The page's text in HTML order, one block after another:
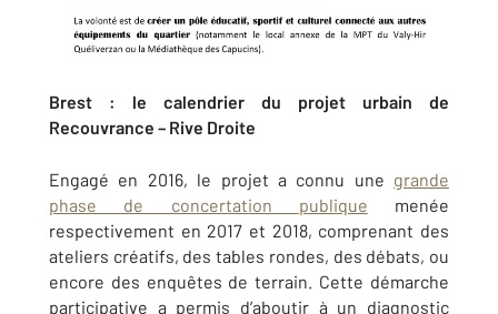
Brest : le calendrier du projet urbain de
Recouvrance – Rive Droite
Engagé en 2016, le projet a connu une grande
phase de concertation publique menée
respectivement en 2017 et 2018, comprenant des
ateliers créatifs, des tables rondes, des débats, ou
encore des enquêtes de terrain. Cette démarche
participative a permis d’aboutir à un diagnostic